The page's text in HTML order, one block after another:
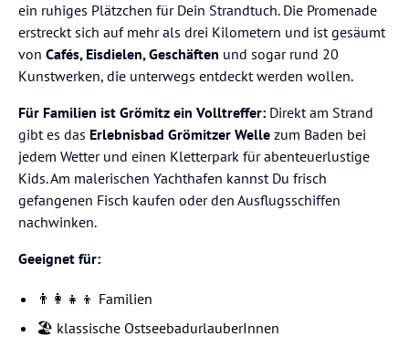
ein ruhiges Plätzchen für Dein Strandtuch. Die Promenade
erstreckt sich auf mehr als drei Kilometern und ist gesäumt
von Cafés, Eisdielen, Geschäften und sogar rund 20
Kunstwerken, die unterwegs entdeckt werden wollen.
Für Familien ist Grömitz ein Volltreffer: Direkt am Strand
gibt es das Erlebnisbad Grömitzer Welle zum Baden bei
jedem Wetter und einen Kletterpark für abenteuerlustige
Kids. Am malerischen Yachthafen kannst Du frisch
gefangenen Fisch kaufen oder den Ausflugsschiffen
nachwinken.
Geeignet für:
👨‍👩‍👧‍👦 Familien
🏖️ klassische OstseebadurlauberInnen